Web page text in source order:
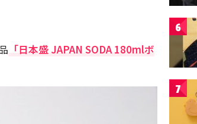
「日本盛 JAPAN SODA 180mlボ
6
7